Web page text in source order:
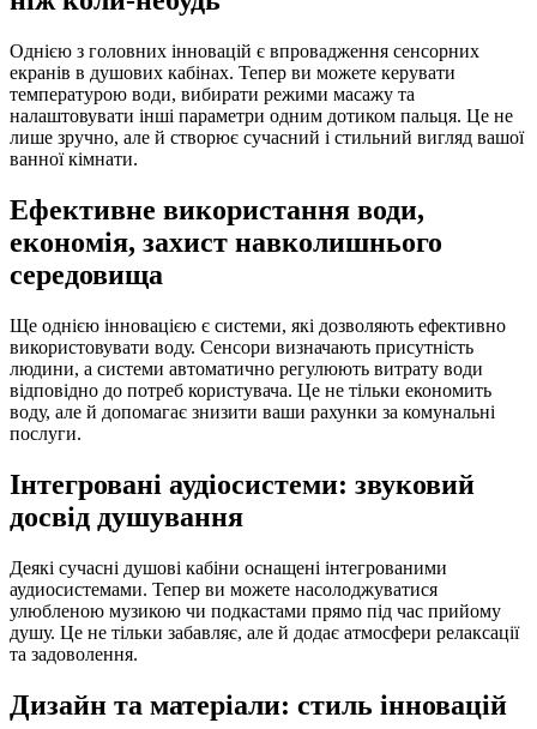
Однією з головних інновацій є впровадження сенсорних
екранів в душових кабінах. Тепер ви можете керувати
температурою води, вибирати режими масажу та
налаштовувати інші параметри одним дотиком пальця. Це не
лише зручно, але й створює сучасний і стильний вигляд вашої
ванної кімнати.
Ефективне використання води,
економія, захист навколишнього
середовища
Ще однією інновацією є системи, які дозволяють ефективно
використовувати воду. Сенсори визначають присутність
людини, а системи автоматично регулюють витрату води
відповідно до потреб користувача. Це не тільки економить
воду, але й допомагає знизити ваши рахунки за комунальні
послуги.
Інтегровані аудіосистеми: звуковий
досвід душування
Деякі сучасні душові кабіни оснащені інтегрованими
аудиосистемами. Тепер ви можете насолоджуватися
улюбленою музикою чи подкастами прямо під час прийому
душу. Це не тільки забавляє, але й додає атмосфери релаксації
та задоволення.
Дизайн та матеріали: стиль інновацій